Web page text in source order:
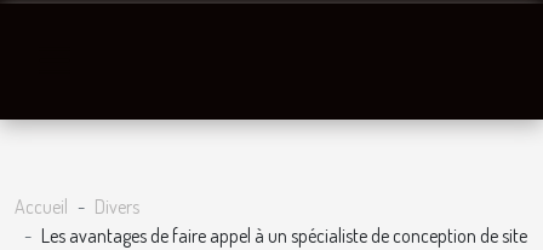
Accueil
Divers
Les avantages de faire appel à un spécialiste de conception de site